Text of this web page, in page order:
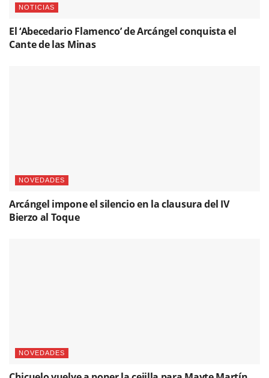
NOTICIAS
El ‘Abecedario Flamenco’ de Arcángel conquista el
Cante de las Minas
NOVEDADES
Arcángel impone el silencio en la clausura del IV
Bierzo al Toque
NOVEDADES